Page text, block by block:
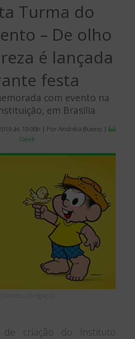
Turma do
– De olho
é lançada
festa
com evento na
em Brasília
às 19:00h | Por Andréia Bueno |
Geek
criação do Instituto